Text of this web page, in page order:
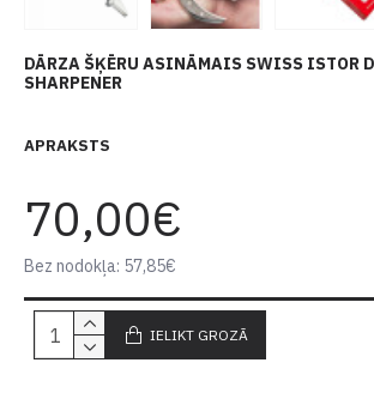
DĀRZA ŠĶĒRU ASINĀMAIS SWISS ISTOR
SHARPENER
APRAKSTS
70,00€
Bez nodokļa: 57,85€
IELIKT GROZĀ